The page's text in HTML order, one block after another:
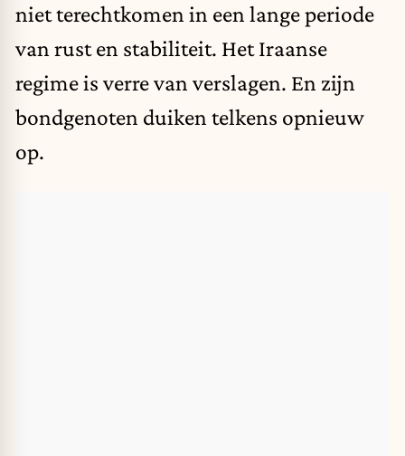
niet terechtkomen in een lange periode
van rust en stabiliteit. Het Iraanse
regime is verre van verslagen. En zijn
bondgenoten duiken telkens opnieuw
op.